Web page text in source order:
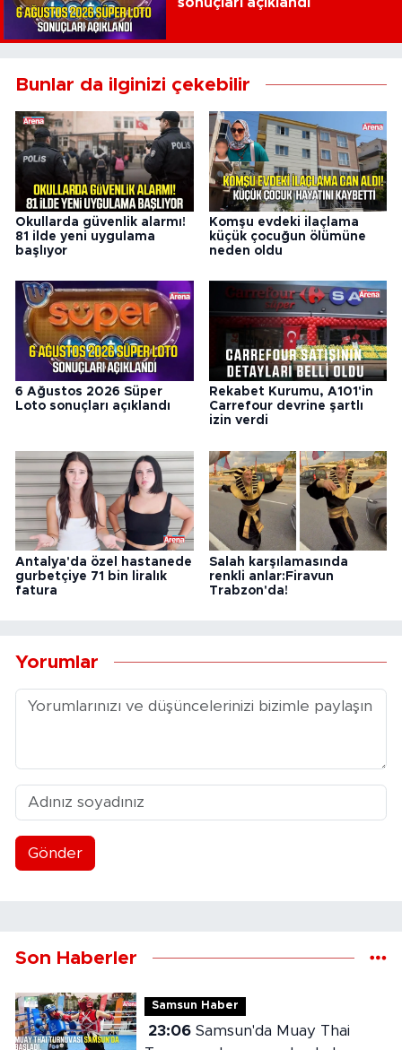
Bunlar da ilginizi çekebilir
Okullarda güvenlik alarmı!
81 ilde yeni uygulama
başlıyor
Komşu evdeki ilaçlama
küçük çocuğun ölümüne
neden oldu
6 Ağustos 2026 Süper
Loto sonuçları açıklandı
Rekabet Kurumu, A101'in
Carrefour devrine şartlı
izin verdi
Antalya'da özel hastanede
gurbetçiye 71 bin liralık
fatura
Salah karşılamasında
renkli anlar:Firavun
Trabzon'da!
Yorumlar
Gönder
Son Haberler
Samsun Haber
23:06Samsun'da Muay Thai